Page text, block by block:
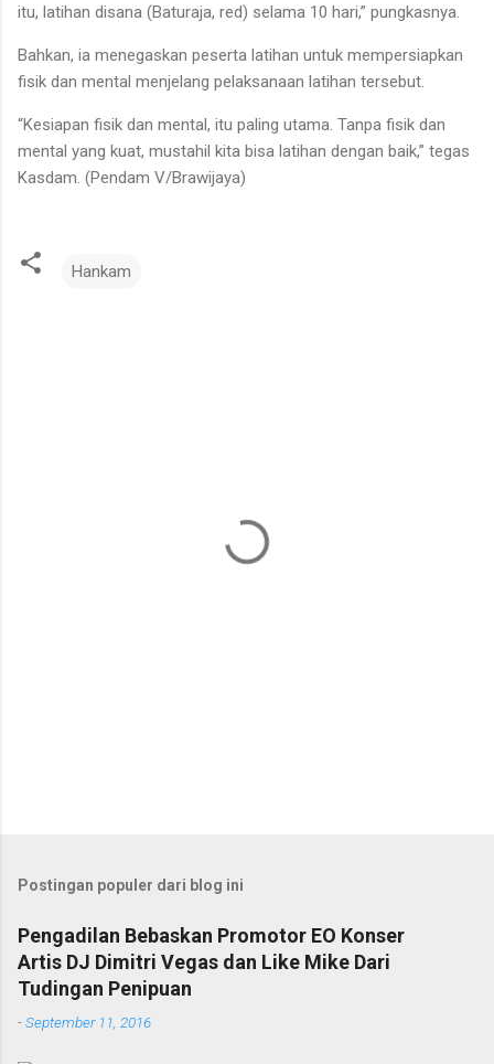
itu, latihan disana (Baturaja, red) selama 10 hari,” pungkasnya.
Bahkan, ia menegaskan peserta latihan untuk mempersiapkan
fisik dan mental menjelang pelaksanaan latihan tersebut.
“Kesiapan fisik dan mental, itu paling utama. Tanpa fisik dan
mental yang kuat, mustahil kita bisa latihan dengan baik,” tegas
Kasdam. (Pendam V/Brawijaya)
Hankam
Postingan populer dari blog ini
Pengadilan Bebaskan Promotor EO Konser
Artis DJ Dimitri Vegas dan Like Mike Dari
Tudingan Penipuan
-September 11, 2016